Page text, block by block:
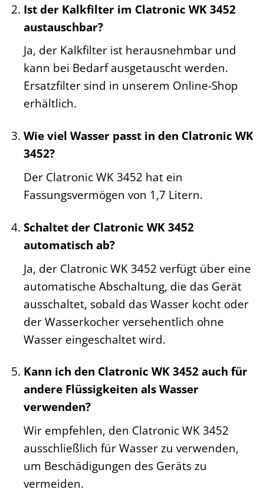
Ist der Kalkfilter im Clatronic WK 3452
austauschbar?
Ja, der Kalkfilter ist herausnehmbar und
kann bei Bedarf ausgetauscht werden.
Ersatzfilter sind in unserem Online-Shop
erhältlich.
Wie viel Wasser passt in den Clatronic WK
3452?
Der Clatronic WK 3452 hat ein
Fassungsvermögen von 1,7 Litern.
Schaltet der Clatronic WK 3452
automatisch ab?
Ja, der Clatronic WK 3452 verfügt über eine
automatische Abschaltung, die das Gerät
ausschaltet, sobald das Wasser kocht oder
der Wasserkocher versehentlich ohne
Wasser eingeschaltet wird.
Kann ich den Clatronic WK 3452 auch für
andere Flüssigkeiten als Wasser
verwenden?
Wir empfehlen, den Clatronic WK 3452
ausschließlich für Wasser zu verwenden,
um Beschädigungen des Geräts zu
vermeiden.